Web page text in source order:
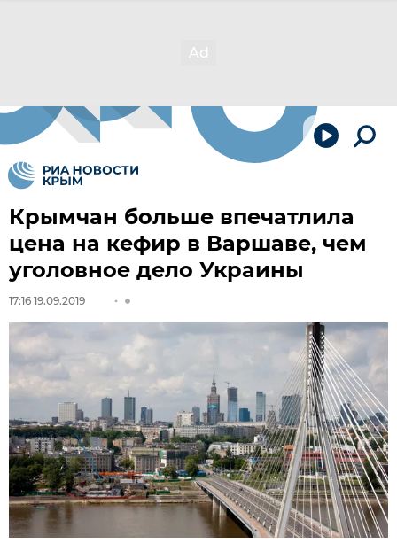
Крымчан больше впечатлила
цена на кефир в Варшаве, чем
уголовное дело Украины
17:16 19.09.2019